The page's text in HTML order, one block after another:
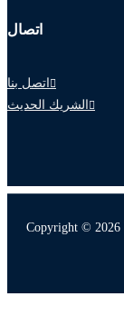
اتصال
اتصل بنا
الشريك الحديث
Copyright © 2026